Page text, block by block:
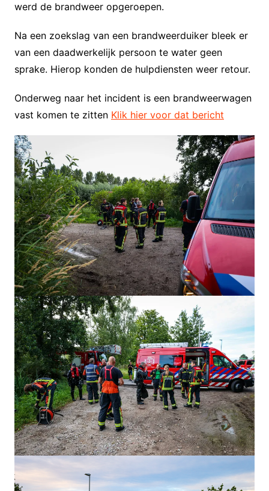
werd de brandweer opgeroepen.
Na een zoekslag van een brandweerduiker bleek er
van een daadwerkelijk persoon te water geen
sprake. Hierop konden de hulpdiensten weer retour.
Onderweg naar het incident is een brandweerwagen
vast komen te zitten Klik hier voor dat bericht